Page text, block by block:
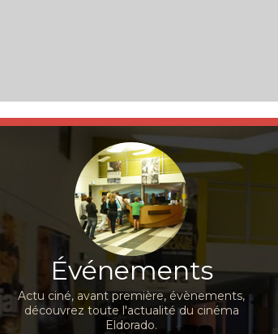
Événements
Actu ciné, avant première, évènements,
découvrez toute l'actualité du cinéma
Eldorado.